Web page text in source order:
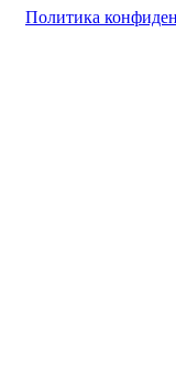
Политика